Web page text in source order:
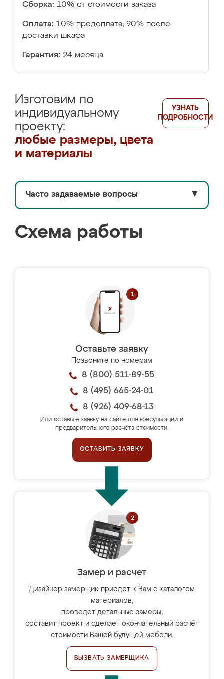
Сборка: 10% от стоимости заказа
Оплата: 10% предоплата, 90% после
доставки шкафа
Гарантия: 24 месяца
Изготовим по
индивидуальному
проекту:
любые размеры, цвета
и материалы
УЗНАТЬ
ПОДРОБНОСТИ
Часто задаваемые вопросы ▼
Схема работы
Оставьте заявку
Позвоните по номерам
8 (800) 511-89-55
8 (495) 665-24-01
8 (926) 409-68-13
Или оставьте заявку на сайте для консультации и
предварительного расчёта стоимости.
ОСТАВИТЬ ЗАЯВКУ
Замер и расчет
Дизайнер-замерщик приедет к Вам с каталогом
материалов,
проведёт детальные замеры,
составит проект и сделает окончательный расчёт
стоимости Вашей будущей мебели.
ВЫЗВАТЬ ЗАМЕРЩИКА